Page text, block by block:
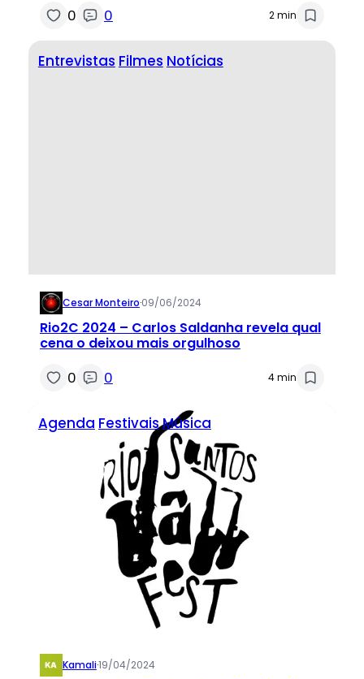
0 0 2 min
Entrevistas Filmes Notícias
Cesar Monteiro·09/06/2024
Rio2C 2024 – Carlos Saldanha revela qual
cena o deixou mais orgulhoso
0 0 4 min
Agenda FestivaisMúsica
Kamali·19/04/2024